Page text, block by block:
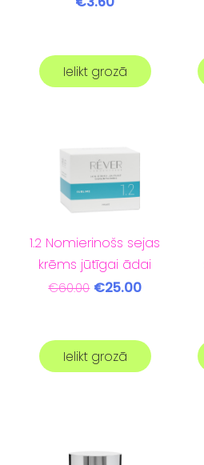
Ielikt grozā
1.2 Nomierinošs sejas
krēms jūtīgai ādai
€60.00 €25.00
Ielikt grozā